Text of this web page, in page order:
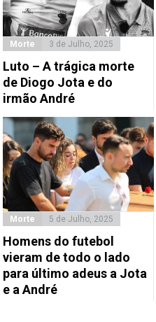
Morte 3 de Julho, 2025
Luto – A trágica morte
de Diogo Jota e do
irmão André
Morte 5 de Julho, 2025
Homens do futebol
vieram de todo o lado
para último adeus a Jota
e a André